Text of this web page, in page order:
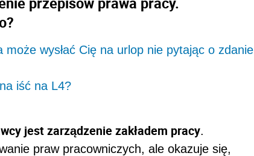
wysłać Cię na urlop nie pytając o zdanie
iść na L4?
jest zarządzenie zakładem pracy.
praw pracowniczych, ale okazuje się,